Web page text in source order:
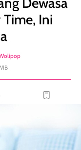
Time, Ini